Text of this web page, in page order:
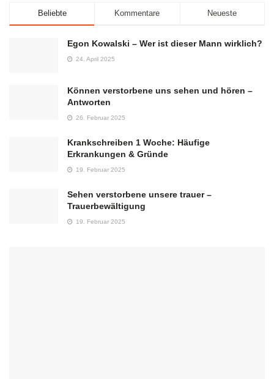
Beliebte Kommentare Neueste
Egon Kowalski – Wer ist dieser Mann wirklich?
24. April 2025
Können verstorbene uns sehen und hören –
Antworten
26. Februar 2025
Krankschreiben 1 Woche: Häufige
Erkrankungen & Gründe
19. Februar 2025
Sehen verstorbene unsere trauer –
Trauerbewältigung
19. Februar 2025